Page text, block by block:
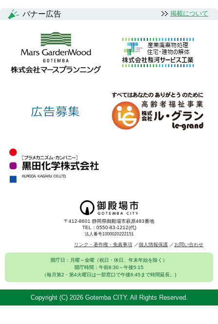
バナー広告 掲載について
〒412-8601 静岡県御殿場市萩原483番地
TEL：0550-83-1212(代)
法人番号1000020222151
リンク・著作権・免責事項 個人情報保護 お問い合わせ
開庁日：月曜～金曜（祝日・休日、年末年始を除く）
開庁時間：午前8:30～午後5:15
（毎月第2・第4火曜日は一部窓口で午後6:45まで時間延長。)
Copyright (C) 2026 Gotemba CITY. All Rights Reserved.